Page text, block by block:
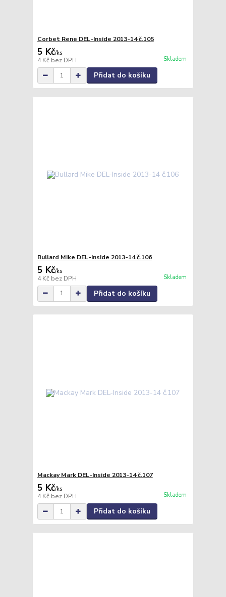
Corbet Rene DEL-Inside 2013-14 č.105
5 Kč/ks
4 Kč bez DPH Skladem
Přidat do košíku
Bullard Mike DEL-Inside 2013-14 č.106
5 Kč/ks
4 Kč bez DPH Skladem
Přidat do košíku
Mackay Mark DEL-Inside 2013-14 č.107
5 Kč/ks
4 Kč bez DPH Skladem
Přidat do košíku